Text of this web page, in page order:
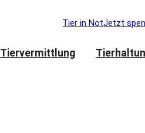
Tier in NotJetzt
Tiervermittlung